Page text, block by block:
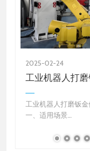
2025-02-24
工业机器人打
工业机器人打磨钣
一、适用场景
中对钣金件和五金